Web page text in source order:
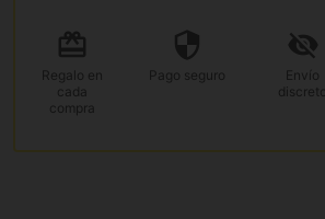
Regalo en
cada
compra
Pago seguro
Envío
discreto